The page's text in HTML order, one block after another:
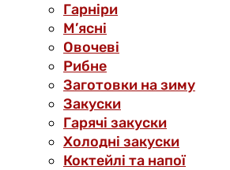
Гарніри
М’ясні
Овочеві
Рибне
Заготовки на зиму
Закуски
Гарячі закуски
Холодні закуски
Коктейлі та напої